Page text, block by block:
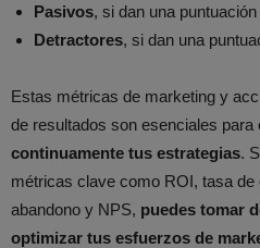
Pasivos, si dan una
Detractores, si dan una
Estas métricas de marketing y
de resultados son esenciales para
continuamente tus estrategias.
métricas clave como ROI, tasa
abandono y NPS, puedes tomar
optimizar tus esfuerzos de